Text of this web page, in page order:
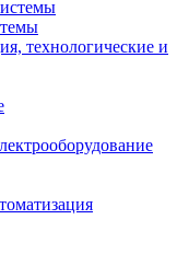
технологические и